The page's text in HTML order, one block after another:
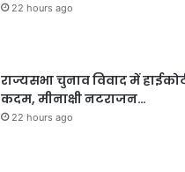
22 hours ago
राज्यसभा चुनाव विवाद में
कदम, मीनाक्षी नटराजन…
22 hours ago